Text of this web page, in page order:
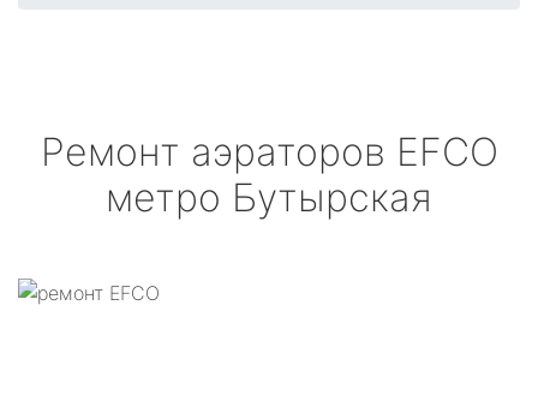
Ремонт аэраторов EFCO
метро Бутырская